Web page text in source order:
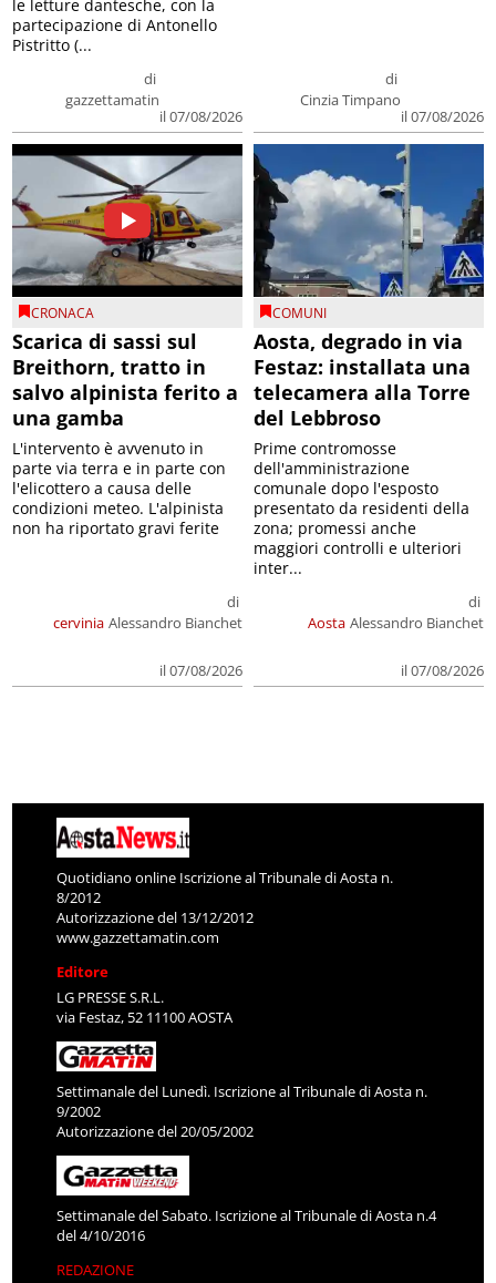
di
gazzettamatin
il 07/08/2026
le letture dantesche, con la
partecipazione di Antonello
Pistritto (...
di
Cinzia Timpano
il 07/08/2026
CRONACA
Scarica di sassi sul
Breithorn, tratto in
salvo alpinista ferito a
una gamba
cervinia
di
Alessandro Bianchet
il 07/08/2026
L'intervento è avvenuto in
parte via terra e in parte con
l'elicottero a causa delle
condizioni meteo. L'alpinista
non ha riportato gravi ferite
COMUNI
Aosta, degrado in via
Festaz: installata una
telecamera alla Torre
del Lebbroso
Aosta
di
Alessandro Bianchet
il 07/08/2026
Prime contromosse
dell'amministrazione
comunale dopo l'esposto
presentato da residenti della
zona; promessi anche
maggiori controlli e ulteriori
inter...
Quotidiano online Iscrizione al Tribunale di Aosta n.
8/2012
Autorizzazione del 13/12/2012
www.gazzettamatin.com
Editore
LG PRESSE S.R.L.
via Festaz, 52 11100 AOSTA
Settimanale del Lunedì. Iscrizione al Tribunale di Aosta n.
9/2002
Autorizzazione del 20/05/2002
Settimanale del Sabato. Iscrizione al Tribunale di Aosta n.4
del 4/10/2016
REDAZIONE